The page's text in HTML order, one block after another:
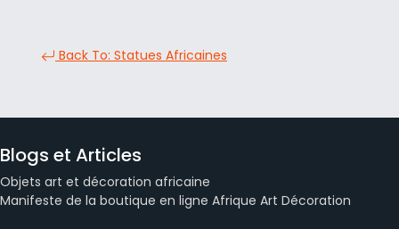
Back To: Statues Africaines
Blogs et Articles
Objets art et décoration africaine
Manifeste de la boutique en ligne Afrique Art Décoration